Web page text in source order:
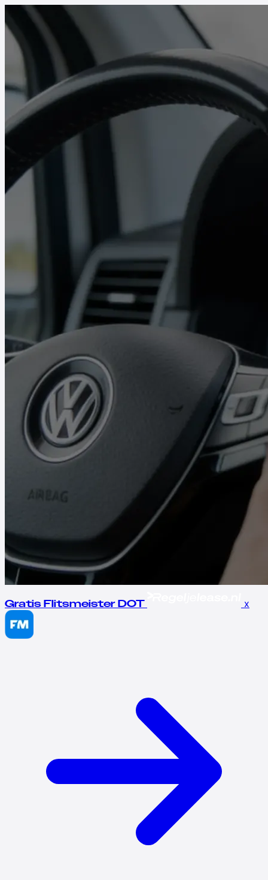
Gratis Flitsmeister DOT x